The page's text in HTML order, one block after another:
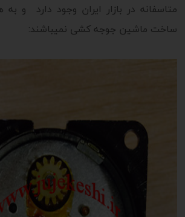
متاسفانه در بازار ایران وجود دارد و
ساخت ماشین جوجه کشی نمیباشند: